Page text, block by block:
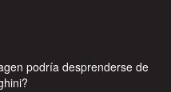
podría desprenderse de